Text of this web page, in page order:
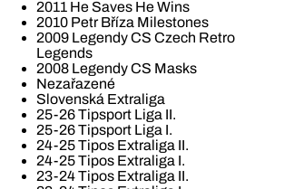
2011 He Saves He Wins
2010 Petr Bříza Milestones
2009 Legendy CS Czech Retro
Legends
2008 Legendy CS Masks
Nezařazené
Slovenská Extraliga
25-26 Tipsport Liga II.
25-26 Tipsport Liga I.
24-25 Tipos Extraliga II.
24-25 Tipos Extraliga I.
23-24 Tipos Extraliga II.